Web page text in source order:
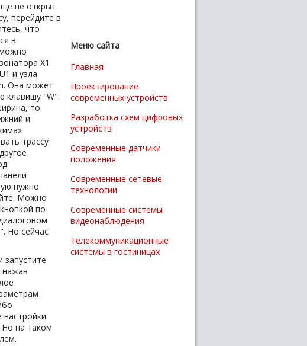
не открыт.
перейдите в
что
в
X1
и узла
Она может
клавишу "W".
то
и
трассу
нужно
Можно
по
Но сейчас
нажав
Но на таком
Меню сайта
Главная
Проектирование
современных устройств
Разработка схем цифровых
устройств
Современные датчики
положения
Современные сетевые
технологии
Современные системы
видеонаблюдения
Телекоммуникационные
системы в гостиницах